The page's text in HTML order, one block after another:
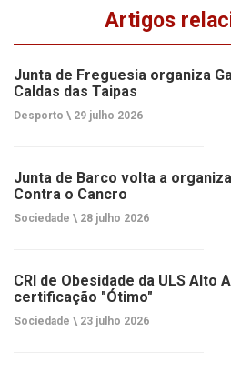
Artigos
Junta de Freguesia organiza
Caldas das Taipas
Desporto \ 29 julho 2026
Junta de Barco volta a
Contra o Cancro
Sociedade \ 28 julho 2026
CRI de Obesidade da ULS Alto
certificação "Ótimo"
Sociedade \ 23 julho 2026